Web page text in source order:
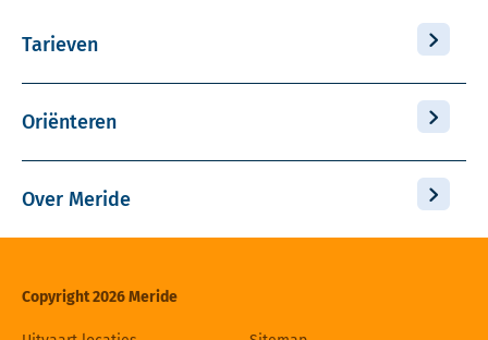
Tarieven
Oriënteren
Over Meride
Copyright 2026 Meride